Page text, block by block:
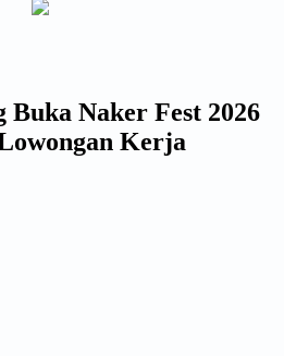
Buka Naker Fest 2026
Kerja